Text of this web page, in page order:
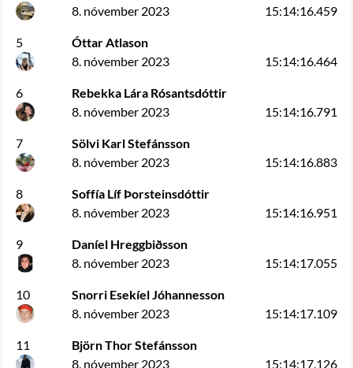
8. nóvember 2023
15:14:16.459
5
Óttar Atlason
8. nóvember 2023
15:14:16.464
6
Rebekka Lára Rósantsdóttir
8. nóvember 2023
15:14:16.791
7
Sölvi Karl Stefánsson
8. nóvember 2023
15:14:16.883
8
Soffía Líf Þorsteinsdóttir
8. nóvember 2023
15:14:16.951
9
Daníel Hreggbiðsson
8. nóvember 2023
15:14:17.055
10
Snorri Esekíel Jóhannesson
8. nóvember 2023
15:14:17.109
11
Björn Thor Stefánsson
8. nóvember 2023
15:14:17.126